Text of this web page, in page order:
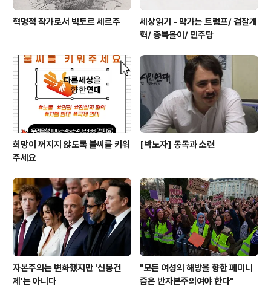
혁명적 작가로서 빅토르 세르주
세상읽기 - 막가는 트럼프/ 검찰개
혁/ 종북몰이/ 민주당
희망이 꺼지지 않도록 불씨를 키워
주세요
[박노자] 동독과 소련
자본주의는 변화했지만 '신봉건
제'는 아니다
"모든 여성의 해방을 향한 페미니
즘은 반자본주의여야 한다"